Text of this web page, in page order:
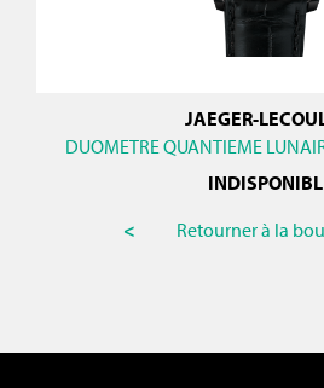
JAEGER-
DUOMETRE QUANTIEME
<
Retourner à la